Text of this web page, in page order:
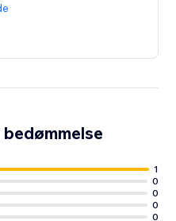
1
0
0
0
0